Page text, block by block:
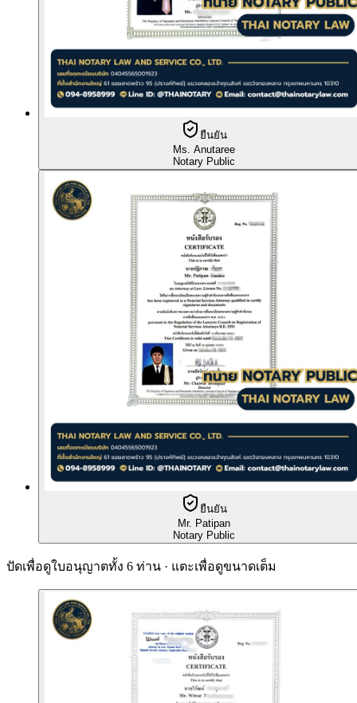
ยืนยัน
Ms. Anutaree
Notary Public
ยืนยัน
Mr. Patipan
Notary Public
ปัดเพื่อดูใบอนุญาตทั้ง 6 ท่าน · แตะเพื่อดูขนาดเต็ม